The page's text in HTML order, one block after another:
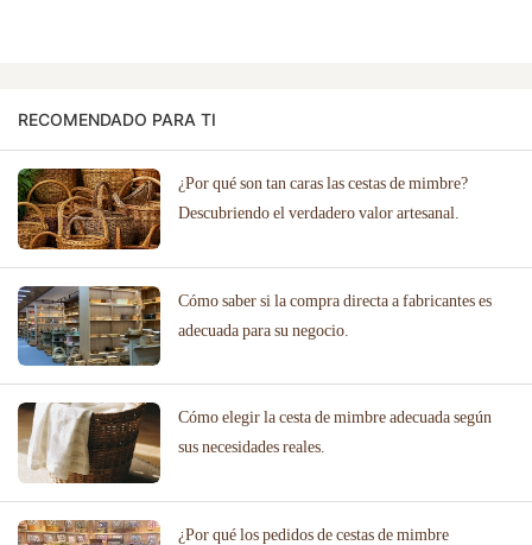
RECOMENDADO PARA TI
¿Por qué son tan caras las cestas de mimbre?
Descubriendo el verdadero valor artesanal.
Cómo saber si la compra directa a fabricantes es
adecuada para su negocio.
Cómo elegir la cesta de mimbre adecuada según
sus necesidades reales.
¿Por qué los pedidos de cestas de mimbre